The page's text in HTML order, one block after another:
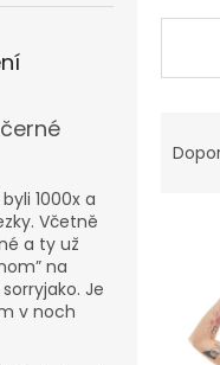
černé
z 5 hvězdiček.
1000x a
Včetně
a ty už
na
Je
v noch
a